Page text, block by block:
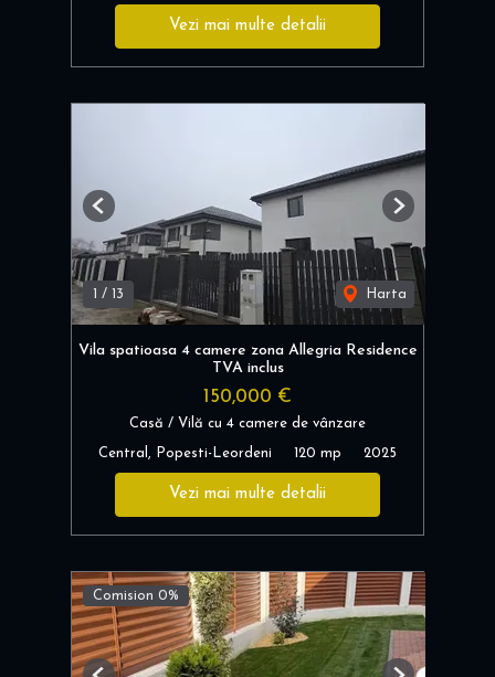
Vezi mai multe detalii
1 / 13 Harta
Previous Next
Vila spatioasa 4 camere zona Allegria Residence
TVA inclus
150,000 €
Casă / Vilă cu 4 camere de vânzare
Central, Popesti-Leordeni 120 mp 2025
Vezi mai multe detalii
Comision 0%